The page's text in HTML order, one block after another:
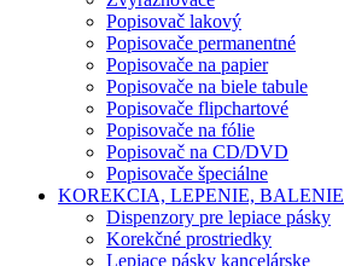
Popisovač lakový
Popisovače permanentné
Popisovače na papier
Popisovače na biele tabule
Popisovače flipchartové
Popisovače na fólie
Popisovač na CD/DVD
Popisovače špeciálne
KOREKCIA, LEPENIE, BALENIE
Dispenzory pre lepiace pásky
Korekčné prostriedky
Lepiace pásky kancelárske